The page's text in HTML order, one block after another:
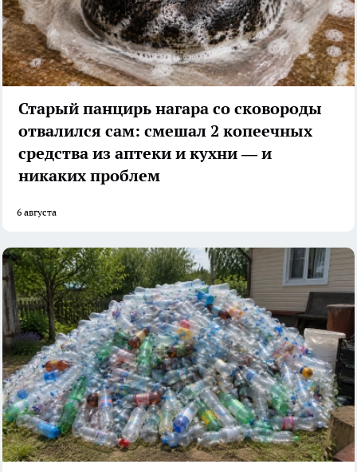
Старый панцирь нагара со сковороды
отвалился сам: смешал 2 копеечных
средства из аптеки и кухни — и
никаких проблем
6 августа